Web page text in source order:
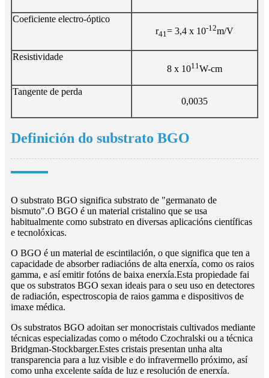
Coeficiente electro-óptico
r41= 3,4 x 10-12m/V
Resistividade
8 x 1011 W-cm
Tangente de perda
0,0035
Definición do substrato BGO
O substrato BGO significa substrato de "germanato de
bismuto".O BGO é un material cristalino que se usa
habitualmente como substrato en diversas aplicacións científicas
e tecnolóxicas.
O BGO é un material de escintilación, o que significa que ten a
capacidade de absorber radiacións de alta enerxía, como os raios
gamma, e así emitir fotóns de baixa enerxía.Esta propiedade fai
que os substratos BGO sexan ideais para o seu uso en detectores
de radiación, espectroscopia de raios gamma e dispositivos de
imaxe médica.
Os substratos BGO adoitan ser monocristais cultivados mediante
técnicas especializadas como o método Czochralski ou a técnica
Bridgman-Stockbarger.Estes cristais presentan unha alta
transparencia para a luz visible e do infravermello próximo, así
como unha excelente saída de luz e resolución de enerxía.